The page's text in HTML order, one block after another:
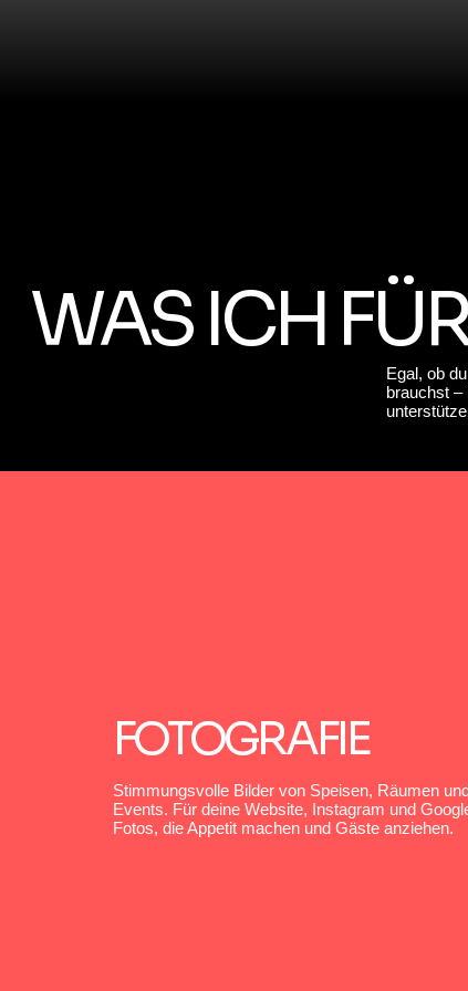
WAS ICH
Egal, ob
brauchst –
Stimmungsvolle Bilder von Speisen, Räumen
Events. Für deine Website, Instagram und
Fotos, die Appetit machen und Gäste anziehen.
FOTOGRAFIE